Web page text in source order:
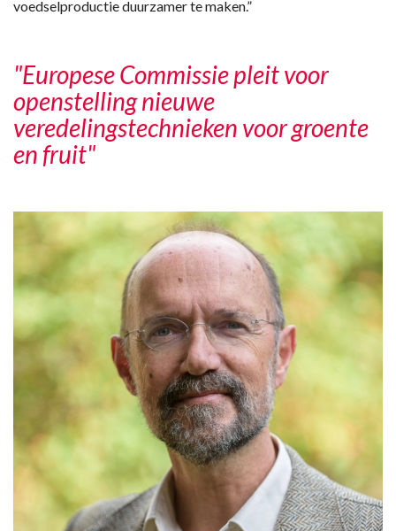
voedselproductie duurzamer te maken.”
"Europese Commissie pleit voor
openstelling nieuwe
veredelingstechnieken voor groente
en fruit"